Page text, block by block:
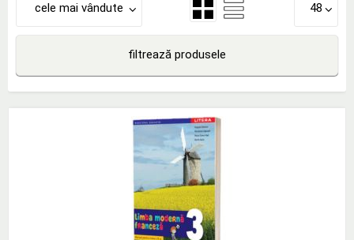
cele mai vândute 48
filtrează produsele